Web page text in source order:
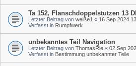
Ta 152, Flanschdoppelstutzen 13
Letzter Beitrag von weiße1 « 16 Sep 2024
Verfasst in Rumpfwerk
unbekanntes Teil Navigation
Letzter Beitrag von ThomasRie « 02 Sep
Verfasst in Bestimmung unbekannter Teile